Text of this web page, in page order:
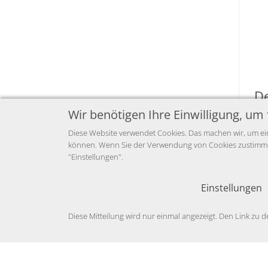
Wir benötigen Ihre Einwilligung,
Diese Website verwendet Cookies. Das machen wir,
können. Wenn Sie der Verwendung von Cookies
"Einstellungen".
Einstellungen
Diese Mitteilung wird nur einmal angezeigt. Den Link zu